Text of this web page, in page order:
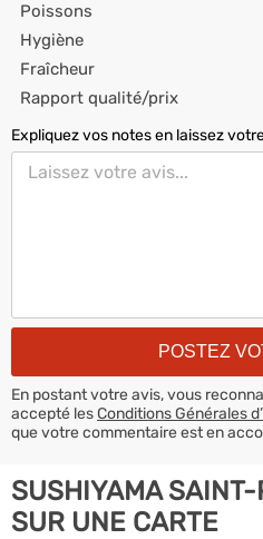
Poissons
Hygiène
Fraîcheur
Rapport qualité/prix
Expliquez vos notes en laissez
En postant votre avis, vous
accepté lesConditions Générales
que votre commentaire est en
SUSHIYAMA
SUR UNE CARTE